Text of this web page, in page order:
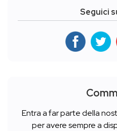
Seguici
Entra a far parte della
per avere sempre a